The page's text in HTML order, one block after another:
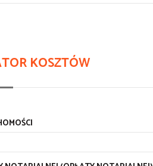
KOSZTÓW